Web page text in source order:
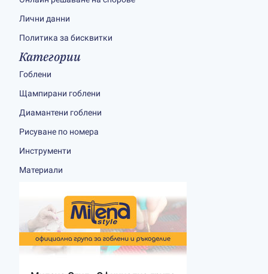
Лични данни
Политика за бисквитки
Категории
Гоблени
Щампирани гоблени
Диамантени гоблени
Рисуване по номера
Инструменти
Материали